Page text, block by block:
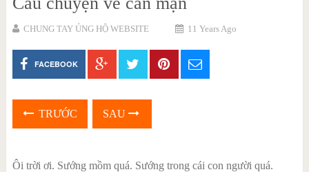
CHUNG TAY ỦNG HỘ WEBSITE 11 Years Ago
FACEBOOK
TRƯỚC SAU
Ôi trời ơi. Sướng mồm quá. Sướng trong cái con người quá.